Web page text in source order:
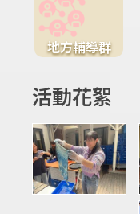
地方輔導群
活動花絮